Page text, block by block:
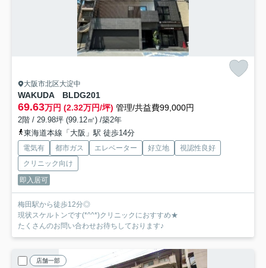
大阪市北区大淀中
WAKUDA BLDG201
69.63万円 (2.32万円/坪) 管理/共益費99,000円
2階 / 29.98坪 (99.12㎡) /築2年
東海道本線「大阪」駅 徒歩14分
電気有 都市ガス エレベーター 好立地
視認性良好
クリニック向け
即入居可
梅田駅から徒歩12分◎
現状スケルトンです(*^^*)クリニックにおすすめ★
たくさんのお問い合わせお待ちしております♪
店舗一部